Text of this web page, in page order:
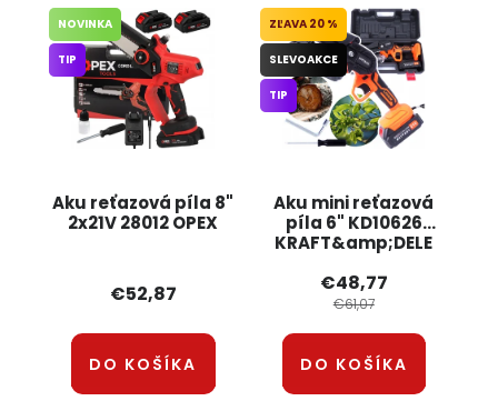
Aku reťazová píla 8"
2x21V 28012 OPEX
NOVINKA
TIP
€52,87
DO KOŠÍKA
Aku mini reťazová
píla 6" KD10626
KRAFT&amp;DELE
20 %
SLEVOAKCE
TIP
€48,77
€61,07
DO KOŠÍKA